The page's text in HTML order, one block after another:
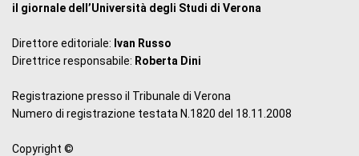
il giornale dell’Università degli Studi di Verona
Direttore editoriale: Ivan Russo
Direttrice responsabile: Roberta Dini
Registrazione presso il Tribunale di Verona
Numero di registrazione testata N.1820 del 18.11.2008
Copyright ©